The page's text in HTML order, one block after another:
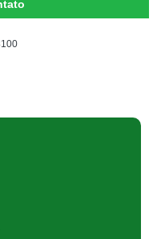
Paiol Grande
Vila Progredior